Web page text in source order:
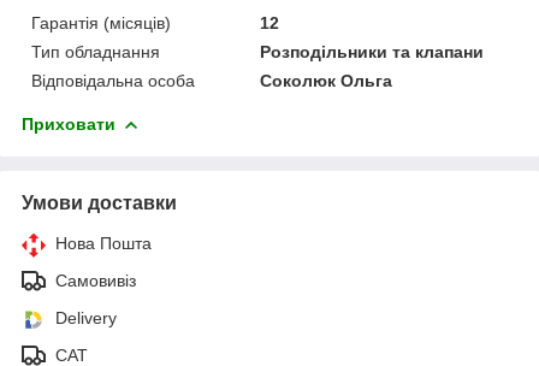
Гарантія (місяців)
12
Тип обладнання
Розподільники та клапани
Відповідальна особа
Соколюк Ольга
Приховати
Умови доставки
Нова Пошта
Самовивіз
Delivery
САТ